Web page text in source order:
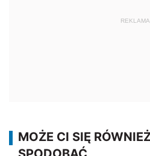
REKLAMA